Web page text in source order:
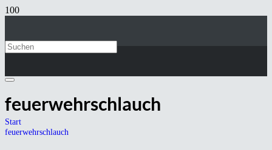
feuerwehrschlauch
Start
feuerwehrschlauch